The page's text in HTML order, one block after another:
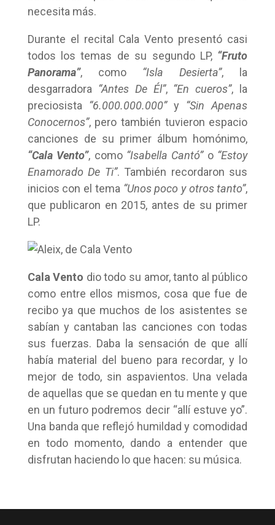
necesita más.
Durante el recital Cala Vento presentó casi
todos los temas de su segundo LP,“Fruto
Panorama”, como “Isla Desierta”, la
desgarradora “Antes De Él”, “En cueros”, la
preciosista “6.000.000.000”y “Sin Apenas
Conocernos”, pero también tuvieron espacio
canciones de su primer álbum homónimo,
“Cala Vento”, como “Isabella Cantó”o “Estoy
Enamorado De Ti”. También recordaron sus
inicios con el tema “Unos poco y otros tanto”,
que publicaron en 2015, antes de su primer
LP.
Cala Vento dio todo su amor, tanto al público
como entre ellos mismos, cosa que fue de
recibo ya que muchos de los asistentes se
sabían y cantaban las canciones con todas
sus fuerzas. Daba la sensación de que allí
había material del bueno para recordar, y lo
mejor de todo, sin aspavientos. Una velada
de aquellas que se quedan en tu mente y que
en un futuro podremos decir “allí estuve yo”.
Una banda que reflejó humildad y comodidad
en todo momento, dando a entender que
disfrutan haciendo lo que hacen: su música.